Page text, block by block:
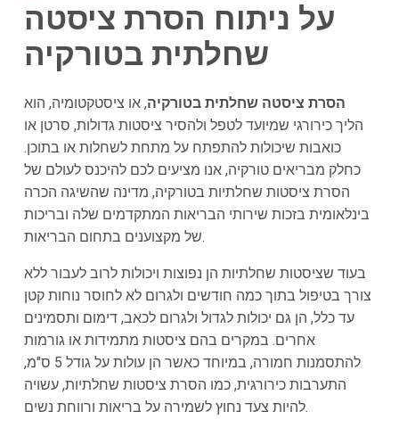
על ניתוח הסרת ציסטה
שחלתית בטורקיה
הסרת ציסטה שחלתית בטורקיה, או ציסטקטומיה, הוא
הליך כירורגי שמיועד לטפל ולהסיר ציסטות גדולות, סרטן או
כואבות שיכולות להתפתח על מתחת לשחלות או בתוכן.
כחלק מבריאים טורקיה, אנו מציעים לכם להיכנס לעולם של
הסרת ציסטות שחלתיות בטורקיה, מדינה שהשיגה הכרה
בינלאומית בזכות שירותי הבריאות המתקדמים שלה ובריכות
של מקצוענים בתחום הבריאות.
בעוד שציסטות שחלתיות הן נפוצות ויכולות לרוב לעבור ללא
צורך בטיפול בתוך כמה חודשים ולגרום לא לחוסר נוחות קטן
עד כלל, הן גם יכולות לגדול ולגרום לכאב, דימום ותסמינים
אחרים. במקרים בהם ציסטות מתמידות או גורמות
להתסמנות חמורה, במיוחד כאשר הן עולות על גודל 5 ס"מ,
התערבות כירורגית, כמו הסרת ציסטות שחלתיות, עשויה
להיות צעד נחוץ לשמירה על בריאות ורווחת נשים.